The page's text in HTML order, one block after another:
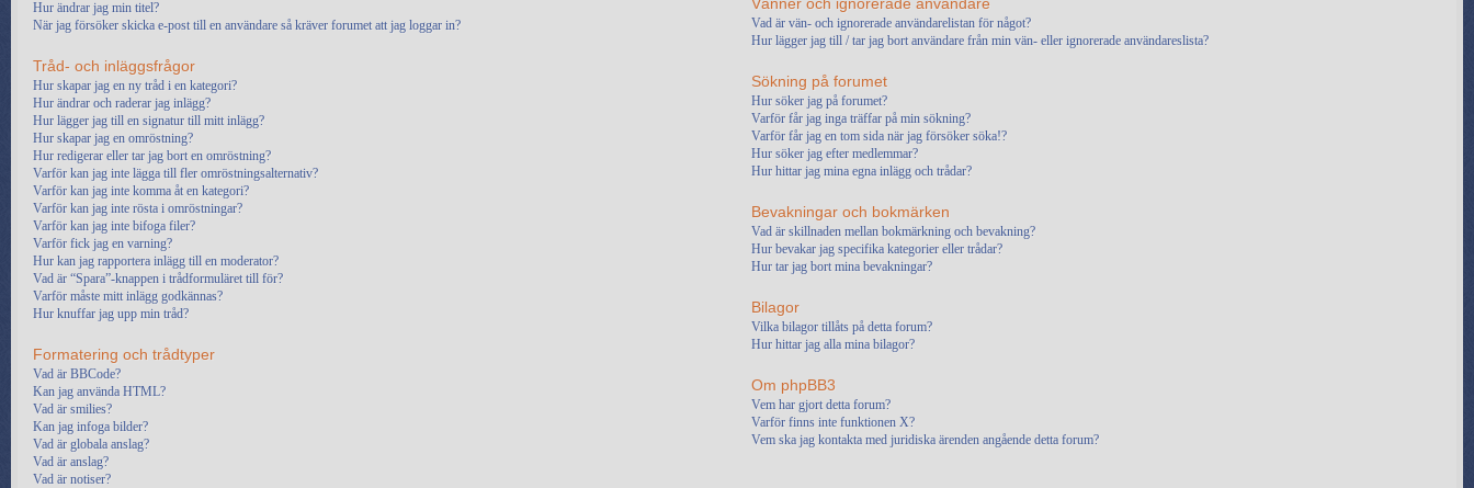
Hur ändrar jag min titel?
När jag försöker skicka e-post till en användare så kräver forumet att jag loggar in?
Tråd- och inläggsfrågor
Hur skapar jag en ny tråd i en kategori?
Hur ändrar och raderar jag inlägg?
Hur lägger jag till en signatur till mitt inlägg?
Hur skapar jag en omröstning?
Hur redigerar eller tar jag bort en omröstning?
Varför kan jag inte lägga till fler omröstningsalternativ?
Varför kan jag inte komma åt en kategori?
Varför kan jag inte rösta i omröstningar?
Varför kan jag inte bifoga filer?
Varför fick jag en varning?
Hur kan jag rapportera inlägg till en moderator?
Vad är “Spara”-knappen i trådformuläret till för?
Varför måste mitt inlägg godkännas?
Hur knuffar jag upp min tråd?
Formatering och trådtyper
Vad är BBCode?
Kan jag använda HTML?
Vad är smilies?
Kan jag infoga bilder?
Vad är globala anslag?
Vad är anslag?
Vad är notiser?
Vad är vän- och ignorerade användarelistan för något?
Hur lägger jag till / tar jag bort användare från min vän- eller ignorerade användareslista?
Sökning på forumet
Hur söker jag på forumet?
Varför får jag inga träffar på min sökning?
Varför får jag en tom sida när jag försöker söka!?
Hur söker jag efter medlemmar?
Hur hittar jag mina egna inlägg och trådar?
Bevakningar och bokmärken
Vad är skillnaden mellan bokmärkning och bevakning?
Hur bevakar jag specifika kategorier eller trådar?
Hur tar jag bort mina bevakningar?
Bilagor
Vilka bilagor tillåts på detta forum?
Hur hittar jag alla mina bilagor?
Om phpBB3
Vem har gjort detta forum?
Varför finns inte funktionen X?
Vem ska jag kontakta med juridiska ärenden angående detta forum?